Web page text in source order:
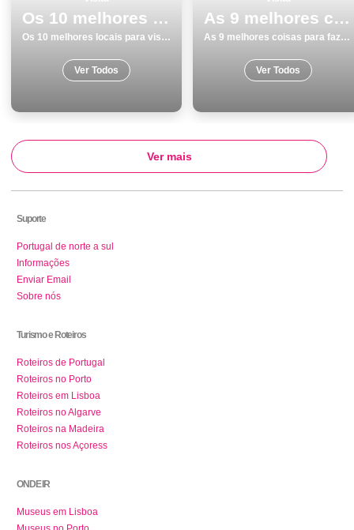
Os 10 melhores locais para visitar na Costa da Caparica
Os 10 melhores locais para visitar na Costa da Caparica
Ver Todos
As 9 melhores coisas para fazer e visitar em Coimbra
As 9 melhores coisas para fazer e visitar em Coimbra
Ver Todos
Ver mais
Suporte
Portugal de norte a sul
Informações
Enviar Email
Sobre nós
Turismo e Roteiros
Roteiros de Portugal
Roteiros no Porto
Roteiros em Lisboa
Roteiros no Algarve
Roteiros na Madeira
Roteiros nos Açoress
ONDE IR
Museus em Lisboa